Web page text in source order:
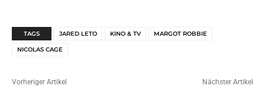
TAGS JARED LETO KINO & TV MARGOT ROBBIE
NICOLAS CAGE
Vorheriger Artikel Nächster Artikel